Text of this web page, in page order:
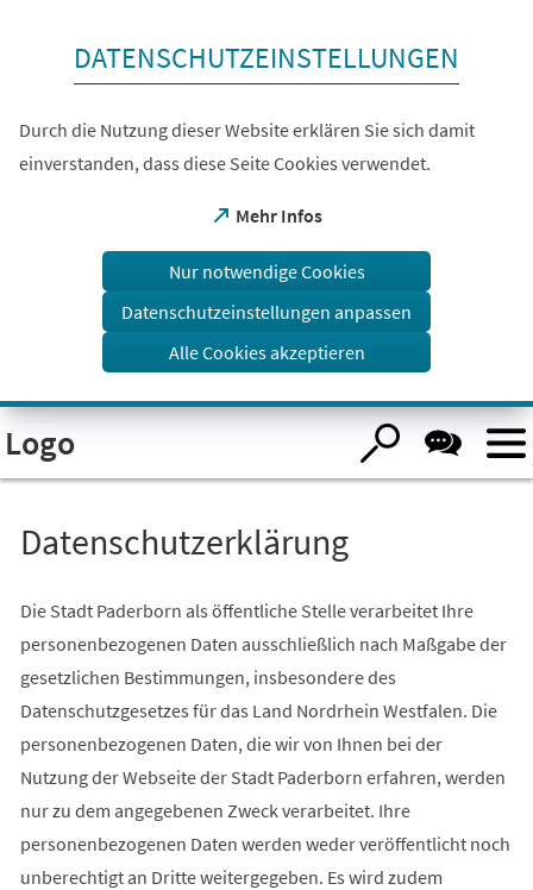
Visuelle
Assistenzsoftware
öffnen.
DATENSCHUTZEINSTELLUNGEN
Durch die Nutzung dieser Website erklären Sie sich damit
einverstanden, dass diese Seite Cookies verwendet.
Mehr Infos
(Öffnet
einem
Tab)
Nur notwendige Cookies
Datenschutzeinstellungen anpassen
Alle Cookies akzeptieren
Logo
Datenschutzerklärung
Die Stadt Paderborn als öffentliche Stelle verarbeitet Ihre
personenbezogenen Daten ausschließlich nach Maßgabe der
gesetzlichen Bestimmungen, insbesondere des
Datenschutzgesetzes für das Land Nordrhein Westfalen. Die
personenbezogenen Daten, die wir von Ihnen bei der
Nutzung der Webseite der Stadt Paderborn erfahren, werden
nur zu dem angegebenen Zweck verarbeitet. Ihre
personenbezogenen Daten werden weder veröffentlicht noch
unberechtigt an Dritte weitergegeben. Es wird zudem